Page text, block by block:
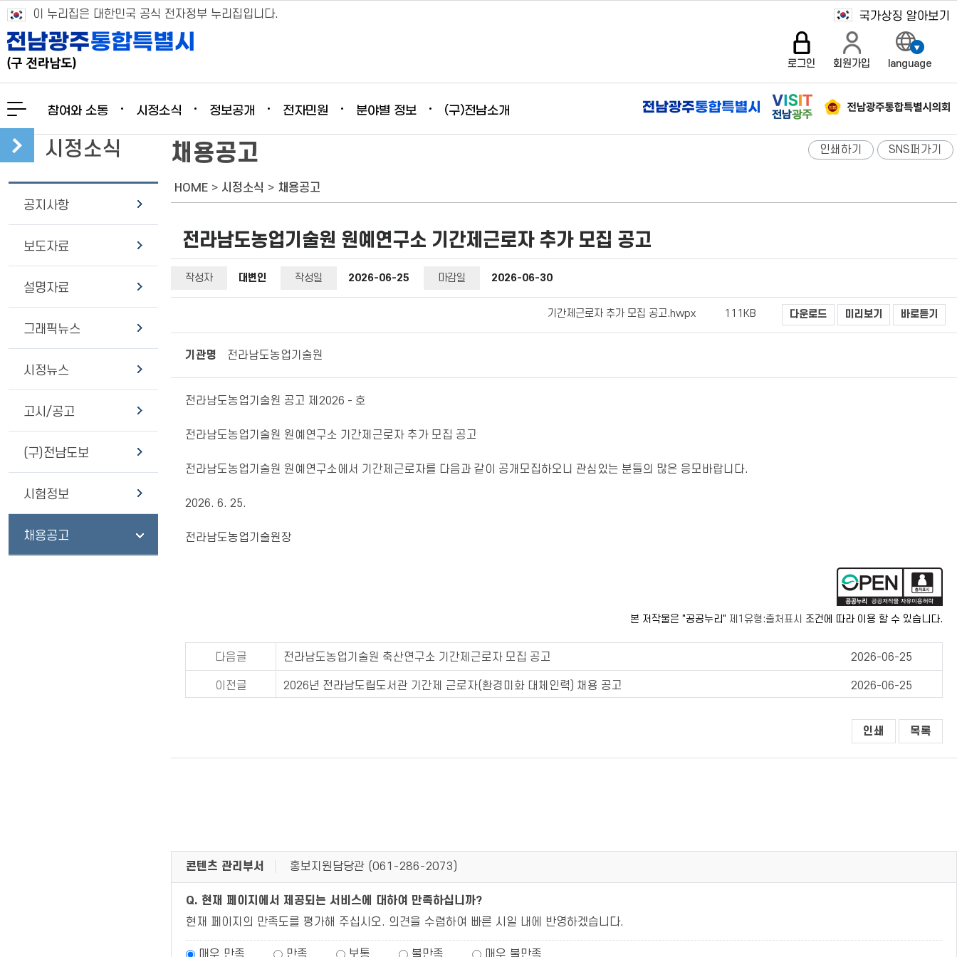
이 누리집은 대한민국 공식 전자정부 누리집입니다.
로그인 회원가입 language
참여와 소통 시정소식 정보공개 전자민원 분야별 정보 (구)전남소개
시정소식
공지사항
보도자료
설명자료
그래픽뉴스
시정뉴스
고시/공고
(구)전남도보
시험정보
채용공고
인쇄하기 SNS퍼가기
채용공고
HOME > 시정소식 > 채용공고
전라남도농업기술원 원예연구소 기간제근로자 추가 모집 공고
작성자 대변인 작성일 2026-06-25 마감일 2026-06-30
기간제근로자 추가 모집 공고.hwpx 111KB 다운로드 미리보기 바로듣기
기관명 전라남도농업기술원
전라남도농업기술원 공고 제2026 - 호
전라남도농업기술원 원예연구소 기간제근로자 추가 모집 공고
전라남도농업기술원 원예연구소에서 기간제근로자를 다음과 같이 공개모집하오니 관심있는 분들의 많은 응모바랍니다.
2026. 6. 25.
전라남도농업기술원장
본 저작물은 "공공누리" 제1유형:출처표시 조건에 따라 이용 할 수 있습니다.
다음글 전라남도농업기술원 축산연구소 기간제근로자 모집 공고 2026-06-25
이전글 2026년 전라남도립도서관 기간제 근로자(환경미화 대체인력) 채용 공고 2026-06-25
인쇄 목록
콘텐츠 관리부서 홍보지원담당관 (061-286-2073 )
Q. 현재 페이지에서 제공되는 서비스에 대하여 만족하십니까?
현재 페이지의 만족도를 평가해 주십시오. 의견을 수렴하여 빠른 시일 내에 반영하겠습니다.
매우 만족 만족 보통 불만족 매우 불만족